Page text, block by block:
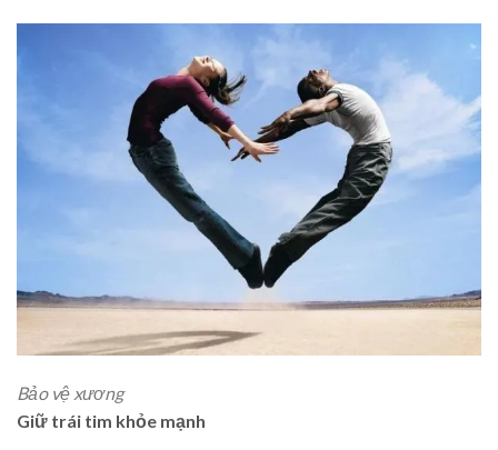
Bảo vệ xương
Giữ trái tim khỏe mạnh